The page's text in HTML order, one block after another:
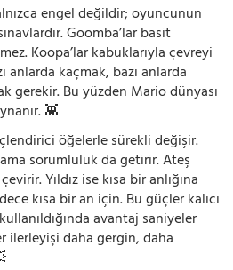
engel değildir; oyuncunun
Goomba’lar basit
Koopa’lar kabuklarıyla çevreyi
anlarda kaçmak, bazı anlarda
gerekir. Bu yüzden Mario dünyası
👾
öğelerle sürekli değişir.
sorumluluk da getirir. Ateş
Yıldız ise kısa bir anlığına
kısa bir an için. Bu güçler kalıcı
avantaj saniyeler
ilerleyişi daha gergin, daha